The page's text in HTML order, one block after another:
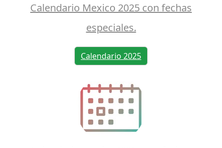
Calendario Mexico 2025 con fechas
especiales.
Calendario 2025